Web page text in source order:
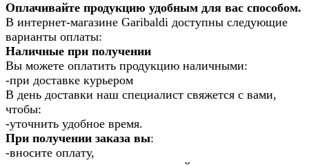
Оплачивайте продукцию удобным для вас способом.
В интернет-магазине Garibaldi доступны следующие
варианты оплаты:
Наличные при получении
Вы можете оплатить продукцию наличными:
-при доставке курьером
В день доставки наш специалист свяжется с вами,
чтобы:
-уточнить удобное время.
При получении заказа вы:
-вносите оплату,